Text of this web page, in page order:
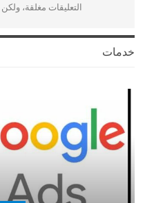
التعليقات مغلقة، ولكن
خدمات